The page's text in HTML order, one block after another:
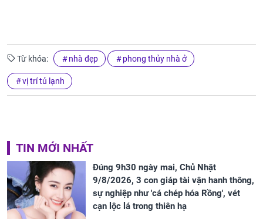
Từ khóa: nhà đẹp phong thủy nhà ở
vị trí tủ lạnh
TIN MỚI NHẤT
Đúng 9h30 ngày mai, Chủ Nhật
9/8/2026, 3 con giáp tài vận hanh thông,
sự nghiệp như 'cá chép hóa Rồng', vét
cạn lộc lá trong thiên hạ